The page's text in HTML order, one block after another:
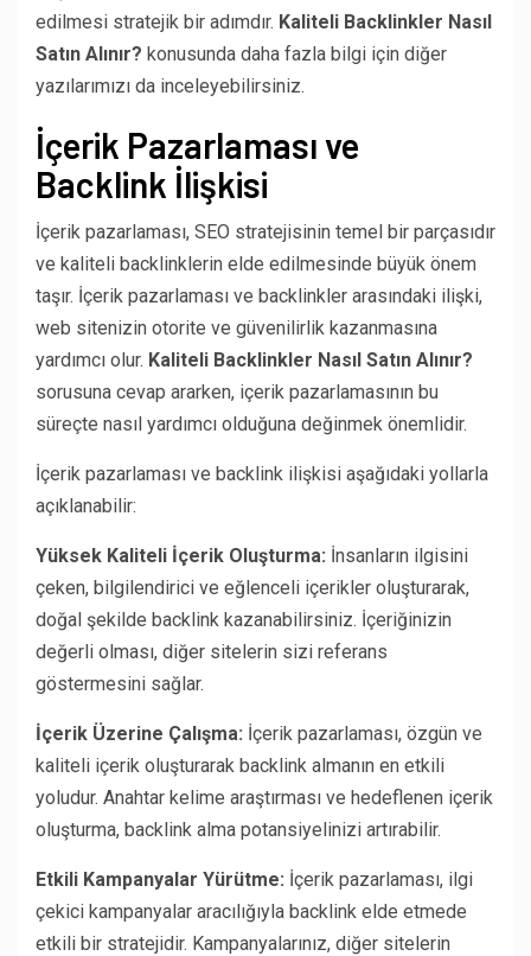
edilmesi stratejik bir adımdır. Kaliteli Backlinkler Nasıl
Satın Alınır? konusunda daha fazla bilgi için diğer
yazılarımızı da inceleyebilirsiniz.
İçerik Pazarlaması ve
Backlink İlişkisi
İçerik pazarlaması, SEO stratejisinin temel bir parçasıdır
ve kaliteli backlinklerin elde edilmesinde büyük önem
taşır. İçerik pazarlaması ve backlinkler arasındaki ilişki,
web sitenizin otorite ve güvenilirlik kazanmasına
yardımcı olur. Kaliteli Backlinkler Nasıl Satın Alınır?
sorusuna cevap ararken, içerik pazarlamasının bu
süreçte nasıl yardımcı olduğuna değinmek önemlidir.
İçerik pazarlaması ve backlink ilişkisi aşağıdaki yollarla
açıklanabilir:
Yüksek Kaliteli İçerik Oluşturma: İnsanların ilgisini
çeken, bilgilendirici ve eğlenceli içerikler oluşturarak,
doğal şekilde backlink kazanabilirsiniz. İçeriğinizin
değerli olması, diğer sitelerin sizi referans
göstermesini sağlar.
İçerik Üzerine Çalışma: İçerik pazarlaması, özgün ve
kaliteli içerik oluşturarak backlink almanın en etkili
yoludur. Anahtar kelime araştırması ve hedeflenen içerik
oluşturma, backlink alma potansiyelinizi artırabilir.
Etkili Kampanyalar Yürütme: İçerik pazarlaması, ilgi
çekici kampanyalar aracılığıyla backlink elde etmede
etkili bir stratejidir. Kampanyalarınız, diğer sitelerin